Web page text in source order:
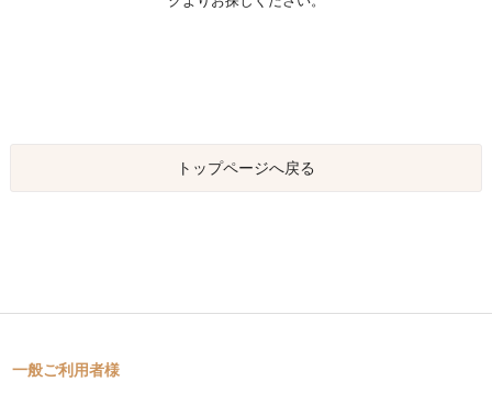
トップページへ戻る
一般ご利用者様